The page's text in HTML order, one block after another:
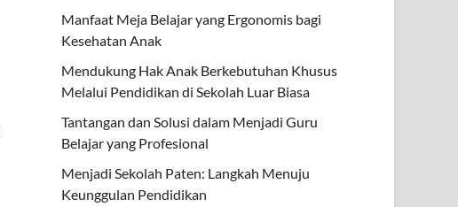
Manfaat Meja Belajar yang Ergonomis bagi
Kesehatan Anak
Mendukung Hak Anak Berkebutuhan Khusus
Melalui Pendidikan di Sekolah Luar Biasa
Tantangan dan Solusi dalam Menjadi Guru
Belajar yang Profesional
Menjadi Sekolah Paten: Langkah Menuju
Keunggulan Pendidikan